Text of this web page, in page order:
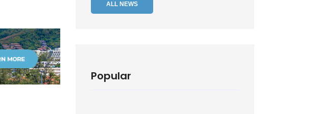
ALL NEWS
Popular